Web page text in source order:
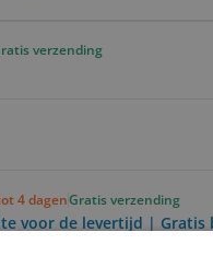
verzending
4 dagenGratis verzending
voor de levertijd | Gratis